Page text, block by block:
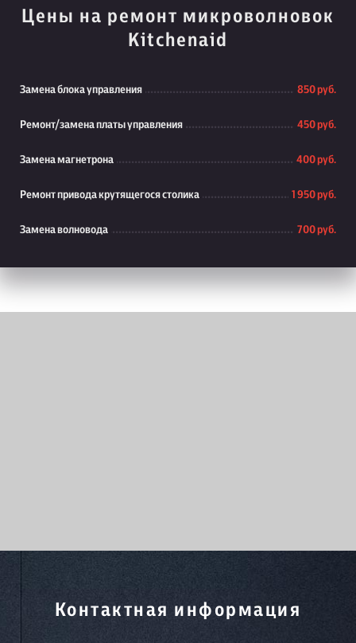
Цены на ремонт микроволновок
Kitchenaid
Замена блока управления 850 руб.
Ремонт/замена платы управления 450 руб.
Замена магнетрона 400 руб.
Ремонт привода крутящегося столика 1 950 руб.
Замена волновода 700 руб.
Контактная информация